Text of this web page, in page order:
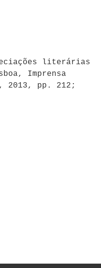
literárias
Imprensa
2013, pp. 212;